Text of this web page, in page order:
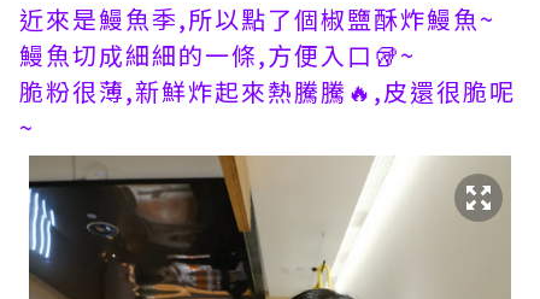
近來是鰻魚季,所以點了個椒鹽酥炸鰻魚~
鰻魚切成細細的一條,方便入口🥡~
脆粉很薄,新鮮炸起來熱騰騰🔥,皮還很脆呢
~